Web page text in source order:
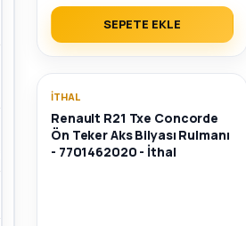
SEPETE EKLE
İTHAL
Renault R21 Txe Concorde
Ön Teker Aks Bilyası Rulmanı
- 7701462020 - İthal